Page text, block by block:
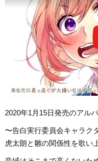
2020年1月15日発売のアル
〜告白実行委員会キャラク
虎太朗と雛の関係性を歌い